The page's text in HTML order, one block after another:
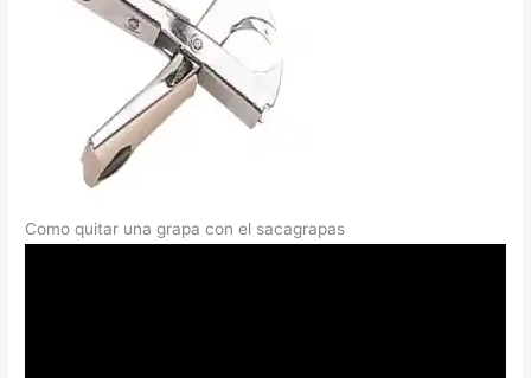
Como quitar una grapa con el sacagrapas